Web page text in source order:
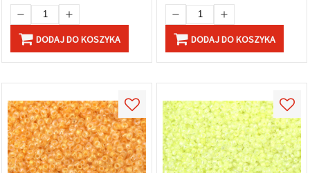
DODAJ DO KOSZYKA DODAJ DO KOSZYKA